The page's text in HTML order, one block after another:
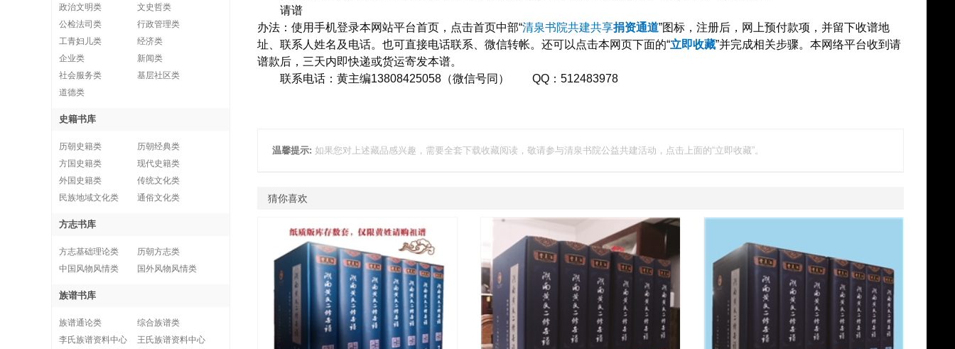
请谱
办法：使用手机登录本网站平台首页，点击首页中部“清泉书院共建共享捐资通道”图标，注册后，网上预付款项，并留下收谱地
址、联系人姓名及电话。也可直接电话联系、微信转帐。还可以点击本网页下面的“立即收藏”并完成相关步骤。本网络平台收到请
谱款后，三天内即快递或货运寄发本谱。
联系电话：黄主编13808425058（微信号同） QQ：512483978
温馨提示: 如果您对上述藏品感兴趣，需要全套下载收藏阅读，敬请参与清泉书院公益共建活动，点击上面的“立即收藏”。
猜你喜欢
政治文明类
文史哲类
公检法司类
行政管理类
工青妇儿类
经济类
企业类
新闻类
社会服务类
基层社区类
道德类
史籍书库
历朝史籍类
历朝经典类
方国史籍类
现代史籍类
外国史籍类
传统文化类
民族地域文化类
通俗文化类
方志书库
方志基础理论类
历朝方志类
中国风物风情类
国外风物风情类
族谱书库
族谱通论类
综合族谱类
李氏族谱资料中心
王氏族谱资料中心